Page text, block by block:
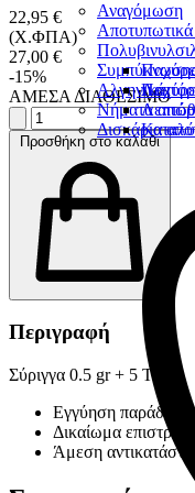
Αναγόμωση
Αλγηνικά
Νήματα
Δισκάρια
22,95 €
(Χ.ΦΠΑ)
27,00 €
-15%
ΑΜΕΣΑ ΔΙΑΘΕΣΙΜΟ
Προσθήκη στο καλάθι
Περιγραφή
Σύριγγα 0.5 gr + 5 Τips
Εγγύηση
Δικαίωμα
Άμεση